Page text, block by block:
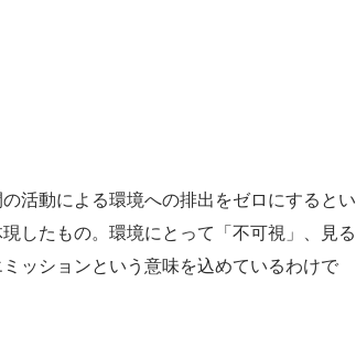
の活動による環境への排出をゼロにするとい
したもの。環境にとって「不可視」、見る
ッションという意味を込めているわけで